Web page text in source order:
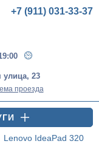
+7 (911) 031-33-37
улица, 23
проезда
Lenovo IdeaPad 320